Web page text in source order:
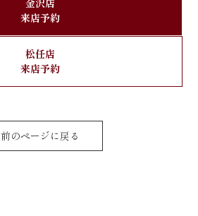
金沢店
来店予約
松任店
来店予約
前のページに戻る